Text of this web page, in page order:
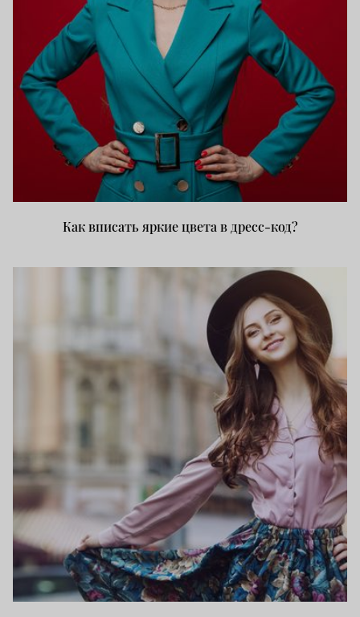
Как вписать яркие цвета в дресс-код?